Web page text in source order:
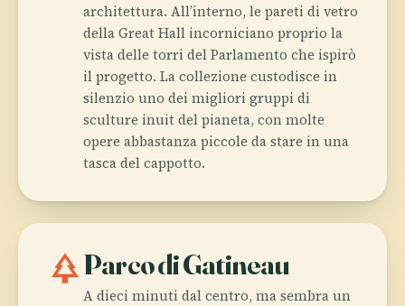
architettura. All’interno, le pareti di vetro
della Great Hall incorniciano proprio la
vista delle torri del Parlamento che ispirò
il progetto. La collezione custodisce in
silenzio uno dei migliori gruppi di
sculture inuit del pianeta, con molte
opere abbastanza piccole da stare in una
tasca del cappotto.
parkParco di Gatineau
A dieci minuti dal centro, ma sembra un